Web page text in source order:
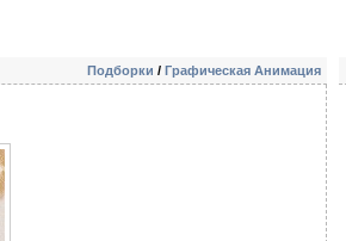
Подборки / Графическая Анимация